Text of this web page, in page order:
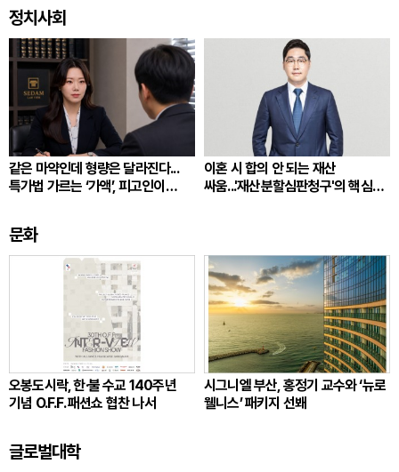
정치사회
같은 마약인데 형량은 달라진다...
특가법 가르는 ‘가액’, 피고인이
이혼 시 합의 안 되는 재산
싸움...'재산분할심판청구'의 핵심
문화
오봉도시락, 한·불 수교 140주년
기념 O.F.F. 패션쇼 협찬 나서
시그니엘 부산, 홍정기 교수와 ‘뉴로
웰니스’ 패키지 선봬
글로벌대학